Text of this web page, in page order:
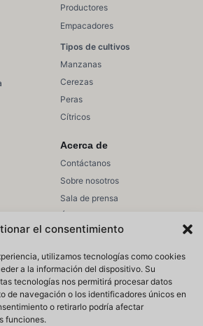
el consentimiento
utilizamos tecnologías como cookies
a la información del dispositivo. Su
tecnologías nos permitirá procesar datos
de navegación o los identificadores únicos en
o retirarlo podría afectar
funciones.
Productores
Empacadores
Tipos de cultivos
Manzanas
Cerezas
Peras
Cítricos
Acerca de
Contáctanos
Sobre nosotros
Sala de prensa
Soporte de Hectre
Artículos de ayuda
Acceso